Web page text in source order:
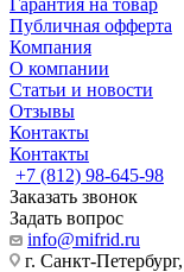
Гарантия на товар
Публичная офферта
Компания
О компании
Статьи и новости
Отзывы
Контакты
Контакты
+7 (812) 98-645-98
Заказать звонок
Задать вопрос
info@mifrid.ru
г. Санкт-